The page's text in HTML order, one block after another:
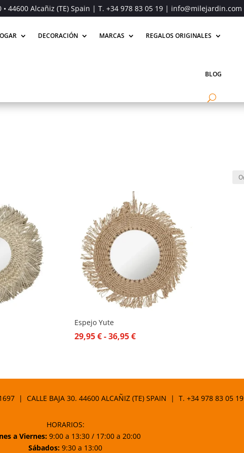
• 44600 Alcañiz (TE) Spain | T. +34 978 83 05 19| info@milejardin.com
DECORACIÓN MARCAS REGALOS ORIGINALES
BLOG
Espejo Yute
29,95€-36,95€Rango
desde
hasta
| CALLE BAJA 30. 44600 ALCAÑIZ (TE) SPAIN | T. +34 978 83 05 19
HORARIOS:
a Viernes:9:00 a 13:30 / 17:00 a 20:00
Sábados: 9:30 a 13:00